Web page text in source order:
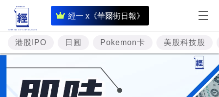
經一 x《華爾街日報》
即
時
財
經
專
題
港股IPO 日圓 Pokemon卡 美股科技股